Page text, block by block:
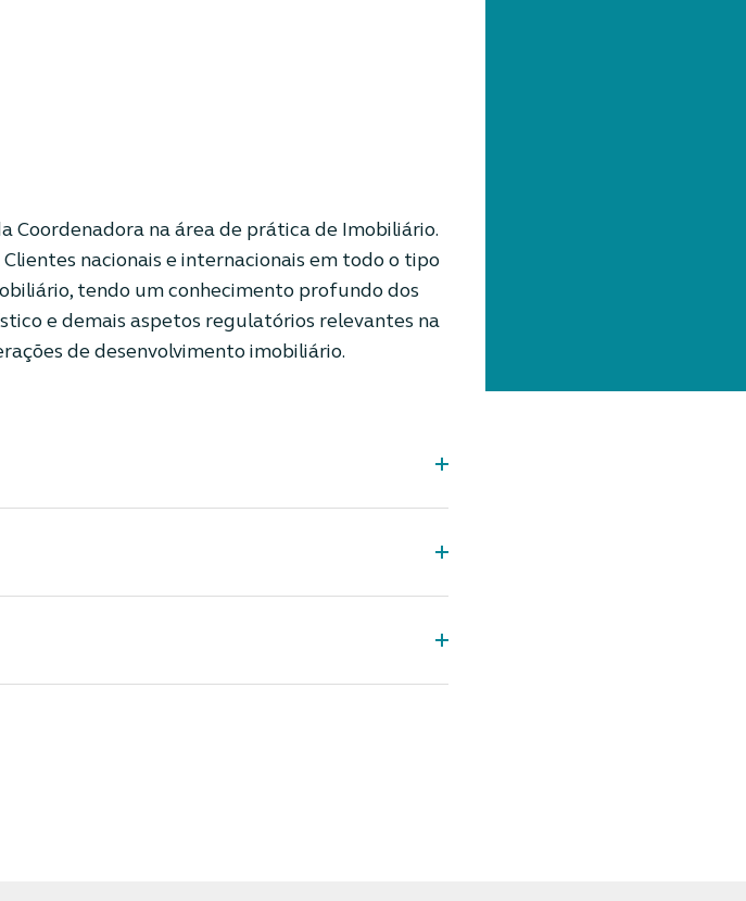
Coordenadora na área de prática de Imobiliário.
nacionais e internacionais em todo o tipo
tendo um conhecimento profundo dos
e demais aspetos regulatórios relevantes na
de desenvolvimento imobiliário.